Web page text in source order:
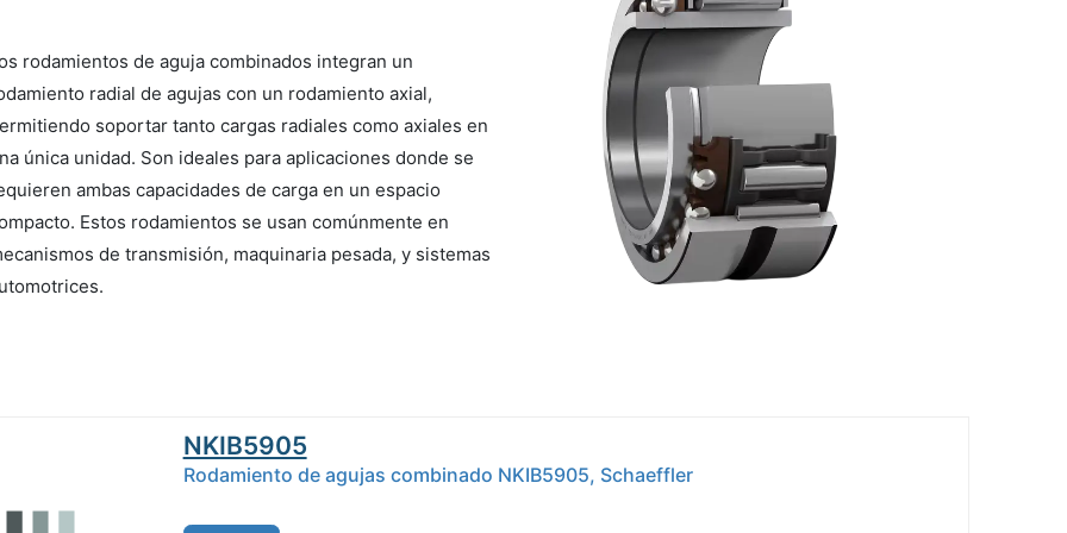
rodamientos de aguja combinados integran un
radial de agujas con un rodamiento axial,
soportar tanto cargas radiales como axiales en
única unidad. Son ideales para aplicaciones donde se
ambas capacidades de carga en un espacio
Estos rodamientos se usan comúnmente en
de transmisión, maquinaria pesada, y sistemas
NKIB5905
Rodamiento de agujas combinado NKIB5905, Schaeffler